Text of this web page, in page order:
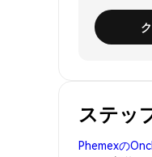
ステッ
Phemexの